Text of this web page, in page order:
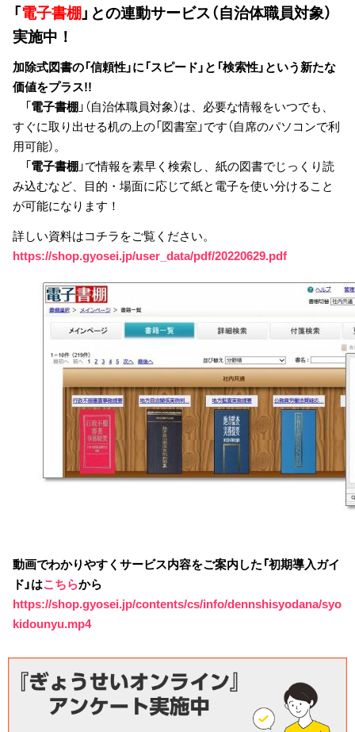
「電子書棚」との連動サービス（自治体職員対象）
実施中！
加除式図書の「信頼性」に「スピード」と「検索性」という新たな
価値をプラス!!
「電子書棚」（自治体職員対象）は、必要な情報をいつでも、
すぐに取り出せる机の上の「図書室」です（自席のパソコンで利
用可能）。
「電子書棚」で情報を素早く検索し、紙の図書でじっくり読
み込むなど、目的・場面に応じて紙と電子を使い分けること
が可能になります！
詳しい資料はコチラをご覧ください。
https://shop.gyosei.jp/user_data/pdf/20220629.pdf
動画でわかりやすくサービス内容をご案内した「初期導入ガイ
ド」はこちらから
https://shop.gyosei.jp/contents/cs/info/dennshisyodana/syo
kidounyu.mp4